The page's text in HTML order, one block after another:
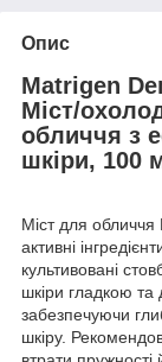
Опис
Matrigen
Міст/
обличчя з
шкіри, 100
Міст для обличчя
активні
культивовані
шкіри гладкою та
забезпечуючи
шкіру.